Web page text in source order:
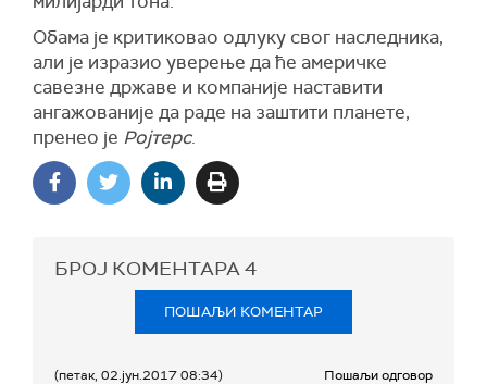
Обама је критиковао одлуку свог наследника,
али је изразио уверење да ће америчке
савезне државе и компаније наставити
ангажованије да раде на заштити планете,
пренео је Ројтерс.
БРОЈ КОМЕНТАРА4
ПОШАЉИ КОМЕНТАР
(петак, 02.јун.2017 08:34) Пошаљи одговор